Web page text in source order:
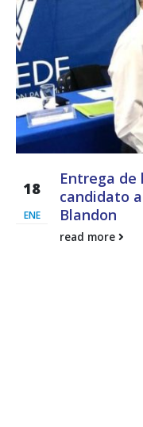
18
ENE
Entrega de
candidato
Blandon
read more